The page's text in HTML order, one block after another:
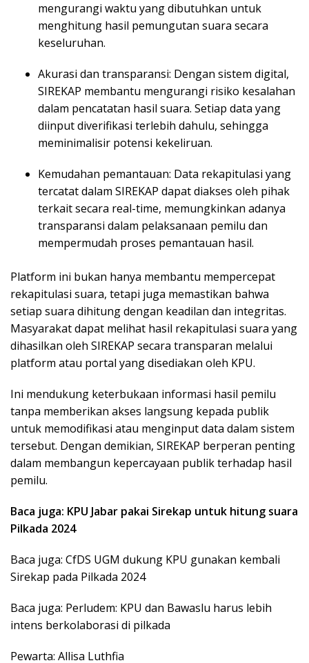
mengurangi waktu yang dibutuhkan untuk
menghitung hasil pemungutan suara secara
keseluruhan.
Akurasi dan transparansi: Dengan sistem digital,
SIREKAP membantu mengurangi risiko kesalahan
dalam pencatatan hasil suara. Setiap data yang
diinput diverifikasi terlebih dahulu, sehingga
meminimalisir potensi kekeliruan.
Kemudahan pemantauan: Data rekapitulasi yang
tercatat dalam SIREKAP dapat diakses oleh pihak
terkait secara real-time, memungkinkan adanya
transparansi dalam pelaksanaan pemilu dan
mempermudah proses pemantauan hasil.
Platform ini bukan hanya membantu mempercepat
rekapitulasi suara, tetapi juga memastikan bahwa
setiap suara dihitung dengan keadilan dan integritas.
Masyarakat dapat melihat hasil rekapitulasi suara yang
dihasilkan oleh SIREKAP secara transparan melalui
platform atau portal yang disediakan oleh KPU.
Ini mendukung keterbukaan informasi hasil pemilu
tanpa memberikan akses langsung kepada publik
untuk memodifikasi atau menginput data dalam sistem
tersebut. Dengan demikian, SIREKAP berperan penting
dalam membangun kepercayaan publik terhadap hasil
pemilu.
Baca juga: KPU Jabar pakai Sirekap untuk hitung suara
Pilkada 2024
Baca juga: CfDS UGM dukung KPU gunakan kembali
Sirekap pada Pilkada 2024
Baca juga: Perludem: KPU dan Bawaslu harus lebih
intens berkolaborasi di pilkada
Pewarta: Allisa Luthfia